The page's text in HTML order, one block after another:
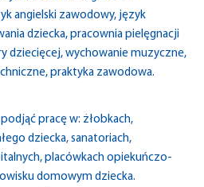
angielski zawodowy, język
dziecka, pracownia pielęgnacji
dziecięcej, wychowanie muzyczne,
praktyka zawodowa.
pracę w: żłobkach,
dziecka, sanatoriach,
placówkach opiekuńczo-
domowym dziecka.